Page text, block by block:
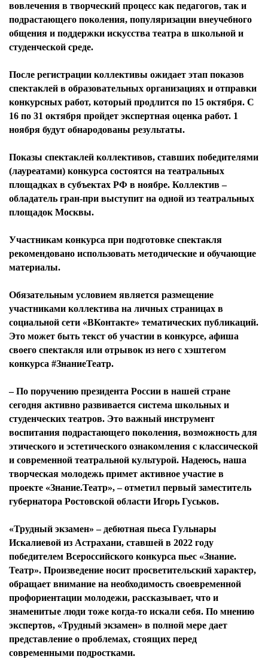
вовлечения в творческий процесс как педагогов, так и
подрастающего поколения, популяризации внеучебного
общения и поддержки искусства театра в школьной и
студенческой среде.
После регистрации коллективы ожидает этап показов
спектаклей в образовательных организациях и отправки
конкурсных работ, который продлится по 15 октября. С
16 по 31 октября пройдет экспертная оценка работ. 1
ноября будут обнародованы результаты.
Показы спектаклей коллективов, ставших победителями
(лауреатами) конкурса состоятся на театральных
площадках в субъектах РФ в ноябре. Коллектив –
обладатель гран-при выступит на одной из театральных
площадок Москвы.
Участникам конкурса при подготовке спектакля
рекомендовано использовать методические и обучающие
материалы.
Обязательным условием является размещение
участниками коллектива на личных страницах в
социальной сети «ВКонтакте» тематических публикаций.
Это может быть текст об участии в конкурсе, афиша
своего спектакля или отрывок из него с хэштегом
конкурса #ЗнаниеТеатр.
– По поручению президента России в нашей стране
сегодня активно развивается система школьных и
студенческих театров. Это важный инструмент
воспитания подрастающего поколения, возможность для
этического и эстетического ознакомления с классической
и современной театральной культурой. Надеюсь, наша
творческая молодежь примет активное участие в
проекте «Знание.Театр», – отметил первый заместитель
губернатора Ростовской области Игорь Гуськов.
«Трудный экзамен» – дебютная пьеса Гульнары
Искалиевой из Астрахани, ставшей в 2022 году
победителем Всероссийского конкурса пьес «Знание.
Театр». Произведение носит просветительский характер,
обращает внимание на необходимость своевременной
профориентации молодежи, рассказывает, что и
знаменитые люди тоже когда-то искали себя. По мнению
экспертов, «Трудный экзамен» в полной мере дает
представление о проблемах, стоящих перед
современными подростками.